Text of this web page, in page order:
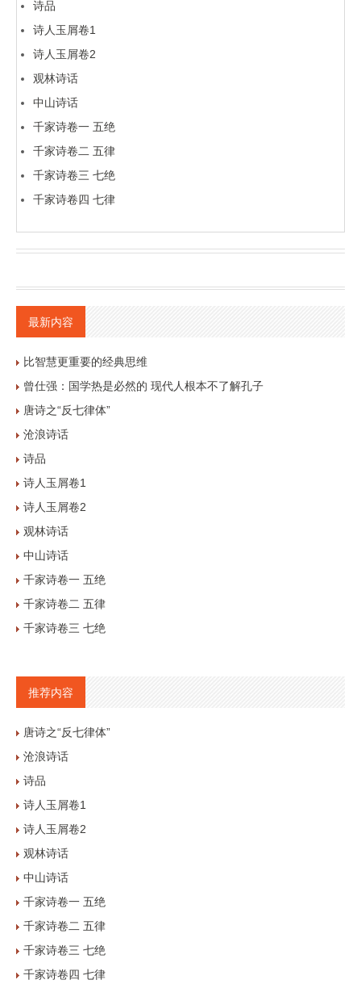
诗品
诗人玉屑卷1
诗人玉屑卷2
观林诗话
中山诗话
千家诗卷一 五绝
千家诗卷二 五律
千家诗卷三 七绝
千家诗卷四 七律
最新内容
比智慧更重要的经典思维
曾仕强：国学热是必然的 现代人根本不了解孔子
唐诗之“反七律体”
沧浪诗话
诗品
诗人玉屑卷1
诗人玉屑卷2
观林诗话
中山诗话
千家诗卷一 五绝
千家诗卷二 五律
千家诗卷三 七绝
推荐内容
唐诗之“反七律体”
沧浪诗话
诗品
诗人玉屑卷1
诗人玉屑卷2
观林诗话
中山诗话
千家诗卷一 五绝
千家诗卷二 五律
千家诗卷三 七绝
千家诗卷四 七律